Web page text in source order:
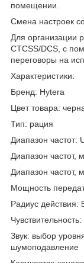
помещении.
Смена настроек
Для организации
CTCSS/DCS, с
переговоры на
Характеристики:
Бренд: Hytera
Цвет товара:
Тип: рация
Диапазон частот:
Диапазон частот,
Диапазон частот,
Мощность
Радиус действия:
Звук: выбор
шумоподавление